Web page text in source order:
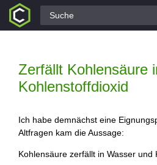
Alle Fragen
Zerfällt Kohlensäure
Kohlenstoffdioxid
Ich habe demnächst eine
Altfragen kam die Aussage:
Kohlensäure zerfällt in Wasser und